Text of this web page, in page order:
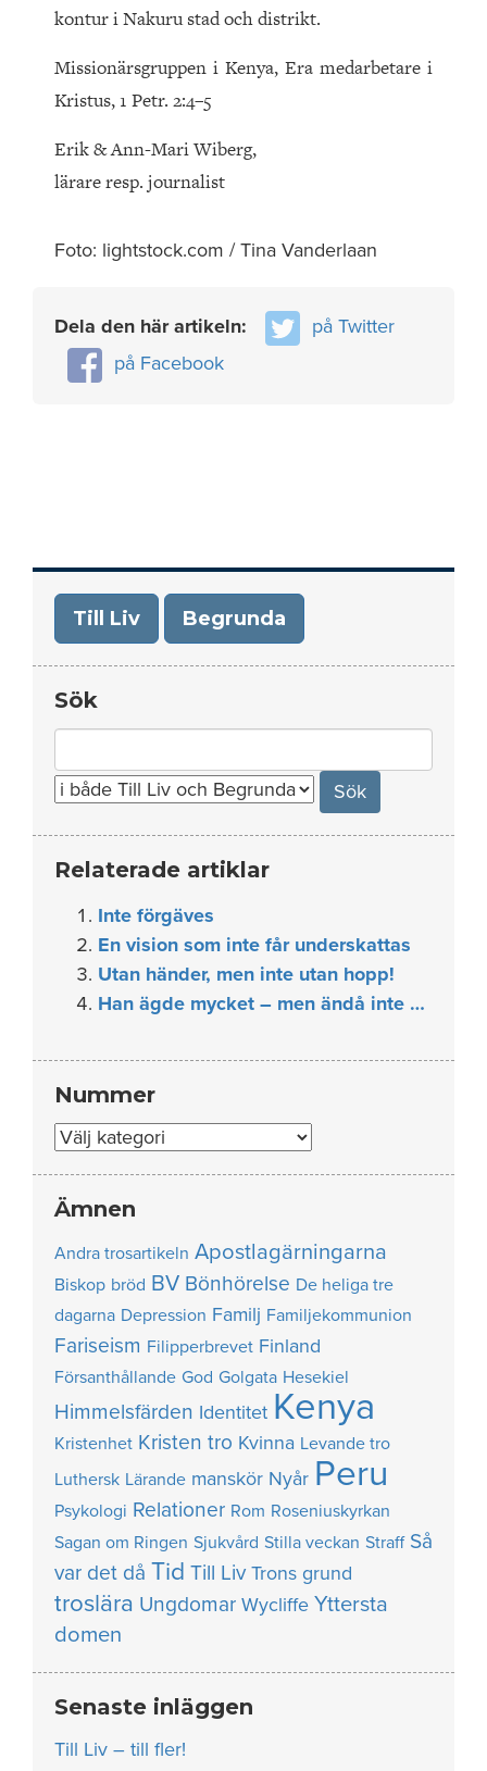
kontur i Nakuru stad och distrikt.
Missionärsgruppen i Kenya, Era medarbetare i
Kristus, 1 Petr. 2:4–5
Erik & Ann-Mari Wiberg,
lärare resp. journalist
Foto: lightstock.com / Tina Vanderlaan
Dela den här artikeln:
på Twitter
på Facebook
Till Liv Begrunda
Sök
for:
Relaterade artiklar
Inte förgäves
En vision som inte får underskattas
Utan händer, men inte utan hopp!
Han ägde mycket – men ändå inte …
Nummer
Nummer
Ämnen
Andra trosartikeln Apostlagärningarna
Biskop bröd BV Bönhörelse De heliga tre
dagarna Depression Familj Familjekommunion
Fariseism Filipperbrevet Finland
Försanthållande God Golgata Hesekiel
Himmelsfärden Identitet Kenya
Kristenhet Kristen tro Kvinna Levande tro
Luthersk Lärande manskör Nyår Peru
Psykologi Relationer Rom Roseniuskyrkan
Sagan om Ringen Sjukvård Stilla veckan Straff Så
var det då Tid Till Liv Trons grund
troslära Ungdomar Wycliffe Yttersta
domen
Senaste inläggen
Till Liv – till fler!